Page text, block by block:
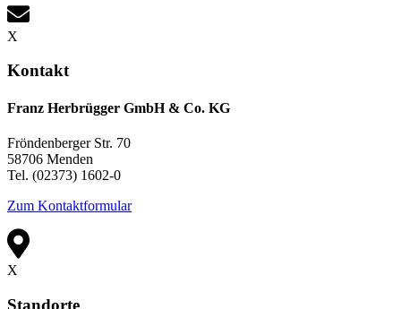
X
Kontakt
Franz Herbrügger GmbH & Co. KG
Fröndenberger Str. 70
58706 Menden
Tel. (02373) 1602-0
Zum Kontaktformular
X
Standorte